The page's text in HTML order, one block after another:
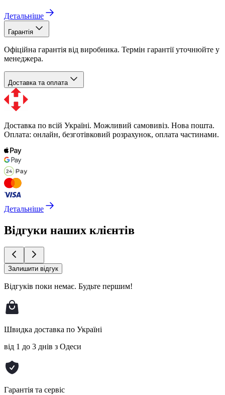
Детальніше
Гарантія
Офіційна гарантія від виробника. Термін гарантії уточнюйте у
менеджера.
Доставка та оплата
Доставка по всій Україні. Можливий самовивіз. Нова пошта.
Оплата: онлайн, безготівковий розрахунок, оплата частинами.
Детальніше
Відгуки наших клієнтів
Залишити відгук
Відгуків поки немає. Будьте першим!
Швидка доставка по Україні
від 1 до 3 днів з Одеси
Гарантія та сервіс